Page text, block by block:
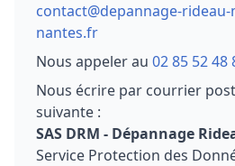
contact@depannage-
nantes.fr
Nous appeler au 02 85 52 48
Nous écrire par courrier
suivante :
SAS DRM - Dépannage
Service Protection des